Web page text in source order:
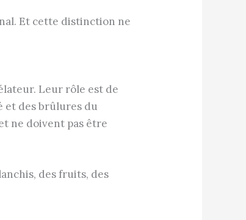
Et cette distinction ne
Leur rôle est de
et des brûlures du
ne doivent pas être
des fruits, des